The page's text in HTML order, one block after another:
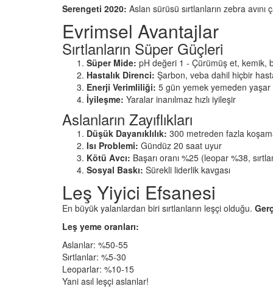
Serengeti 2020: Aslan sürüsü sırtlanların zebra
Evrimsel Avantajlar
Sırtlanların Süper Güçleri
Süper Mide: pH değeri 1 - Çürümüş et, kemik,
Hastalık Direnci: Şarbon, veba dahil hiçbir
Enerji Verimliliği: 5 gün yemek yemeden yaşar
İyileşme: Yaralar inanılmaz hızlı iyileşir
Aslanların Zayıflıkları
Düşük Dayanıklılık: 300 metreden fazla
Isı Problemi: Gündüz 20 saat uyur
Kötü Avcı: Başarı oranı %25 (leopar %38,
Sosyal Baskı: Sürekli liderlik kavgası
Leş Yiyici Efsanesi
En büyük yalanlardan biri sırtlanların leşçi olduğu.
Leş yeme oranları:
Aslanlar: %50-55
Sırtlanlar: %5-30
Leoparlar: %10-15
Yani asıl leşçi aslanlar!